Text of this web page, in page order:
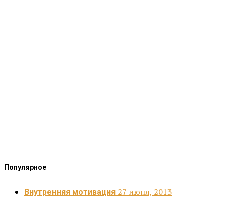
Популярное
Внутренняя мотивация 27 июня, 2013